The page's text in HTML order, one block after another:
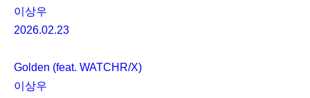
이상우
2026.02.23
Golden (feat. WATCHR/X)
이상우